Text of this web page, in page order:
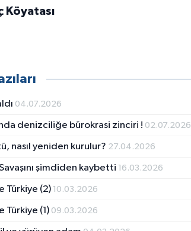
Köyatası
04.07.2026
denizciliğe bürokrasi zinciri ! 02.07.2026
nasıl yeniden kurulur? 27.04.2026
şimdiden kaybetti 16.03.2026
Türkiye (2) 10.03.2026
Türkiye (1) 09.03.2026